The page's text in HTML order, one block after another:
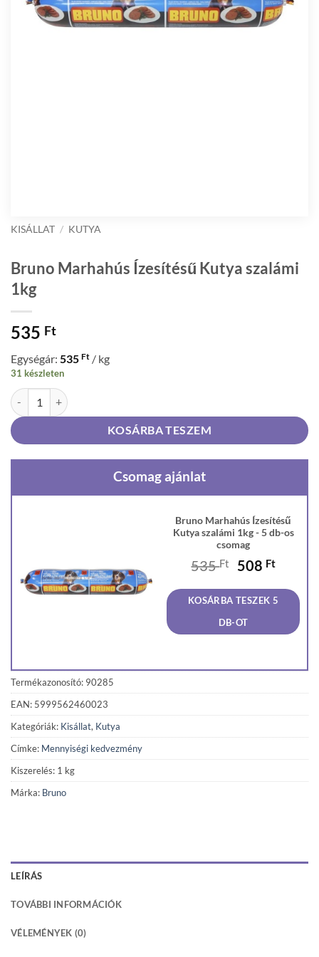
KISÁLLAT / KUTYA
Bruno Marhahús Ízesítésű Kutya szalámi
1kg
535 Ft
Egységár: 535 Ft / kg
31 készleten
Bruno Marhahús Ízesítésű Kutya szalámi 1kg mennyiség
KOSÁRBA TESZEM
Csomag ajánlat
Bruno Marhahús Ízesítésű
Kutya szalámi 1kg - 5 db-os
csomag
535Ft
Original
was:
535 Ft.
508 Ft
is:
508
KOSÁRBA TESZEK 5
DB-OT
Termékazonosító: 90285
EAN: 5999562460023
Kategóriák: Kisállat, Kutya
Címke: Mennyiségi kedvezmény
Kiszerelés: 1 kg
Márka: Bruno
LEÍRÁS
TOVÁBBI INFORMÁCIÓK
VÉLEMÉNYEK (0)